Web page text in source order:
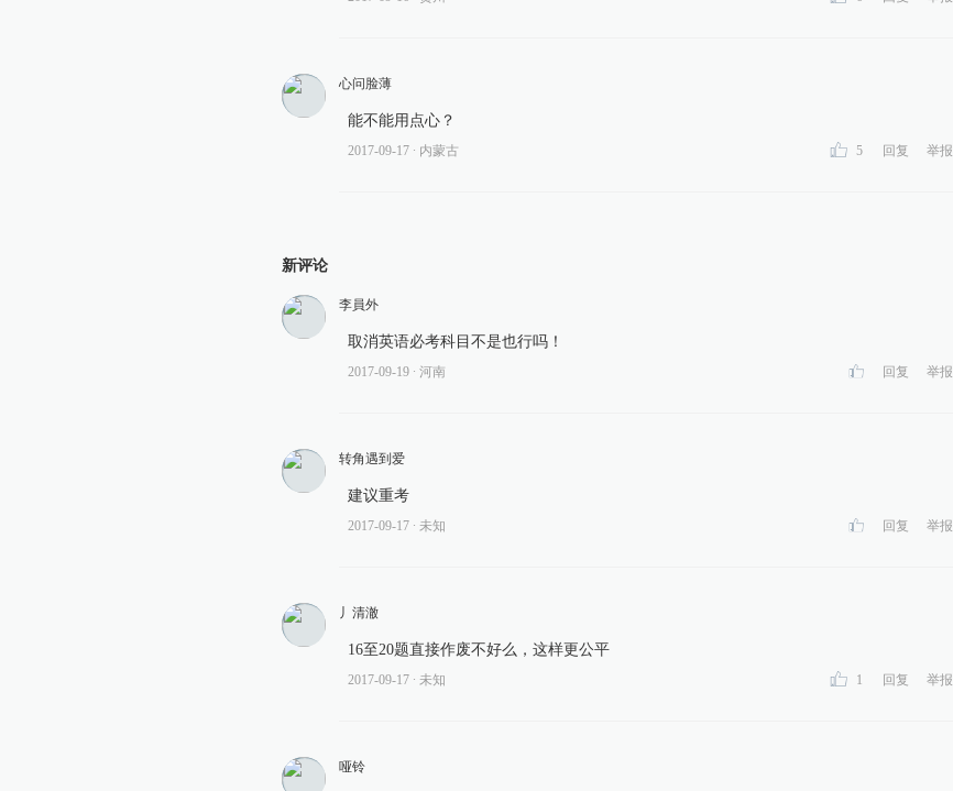
心问脸薄
能不能用点心？
2017-09-17 ∙ 内蒙古 5 回复 举报
新评论
李員外
取消英语必考科目不是也行吗！
2017-09-19 ∙ 河南 回复 举报
转角遇到爱
建议重考
2017-09-17 ∙ 未知 回复 举报
丿清澈
16至20题直接作废不好么，这样更公平
2017-09-17 ∙ 未知 1 回复 举报
哑铃